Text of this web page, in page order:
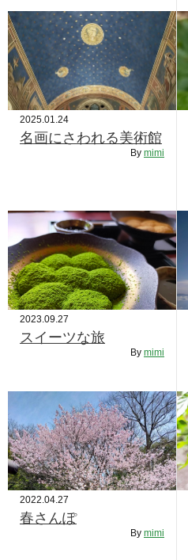
STAFF BLOG
CONTACT US
サイトマップ
約款
2025.01.24
名画にさわれる美術館
By mimi
2023.09.27
スイーツな旅
By mimi
2022.04.27
春さんぽ
By mimi